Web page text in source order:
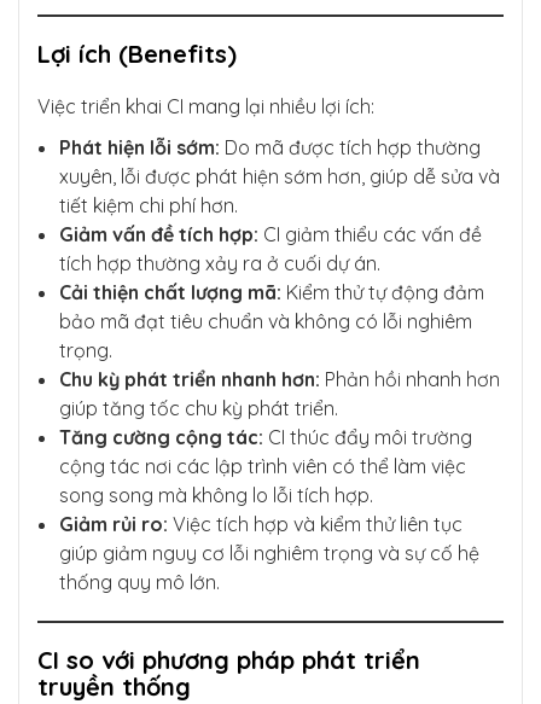
Lợi ích (Benefits)
Việc triển khai CI mang lại nhiều lợi ích:
Phát hiện lỗi sớm: Do mã được tích hợp thường
xuyên, lỗi được phát hiện sớm hơn, giúp dễ sửa và
tiết kiệm chi phí hơn.
Giảm vấn đề tích hợp: CI giảm thiểu các vấn đề
tích hợp thường xảy ra ở cuối dự án.
Cải thiện chất lượng mã: Kiểm thử tự động đảm
bảo mã đạt tiêu chuẩn và không có lỗi nghiêm
trọng.
Chu kỳ phát triển nhanh hơn: Phản hồi nhanh hơn
giúp tăng tốc chu kỳ phát triển.
Tăng cường cộng tác: CI thúc đẩy môi trường
cộng tác nơi các lập trình viên có thể làm việc
song song mà không lo lỗi tích hợp.
Giảm rủi ro: Việc tích hợp và kiểm thử liên tục
giúp giảm nguy cơ lỗi nghiêm trọng và sự cố hệ
thống quy mô lớn.
CI so với phương pháp phát triển
truyền thống